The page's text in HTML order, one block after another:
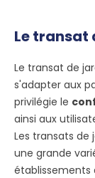
Le transat
Le transat de
s'adapter aux
privilégie le
ainsi aux
Les transats de
une grande
établissements